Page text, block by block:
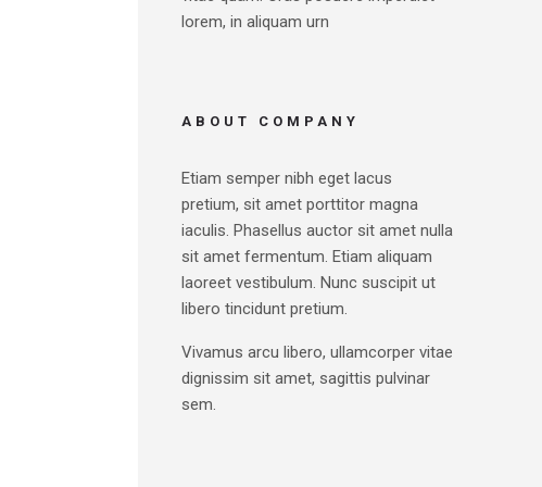
lorem, in aliquam urn
ABOUT COMPANY
Etiam semper nibh eget lacus
pretium, sit amet porttitor magna
iaculis. Phasellus auctor sit amet nulla
sit amet fermentum. Etiam aliquam
laoreet vestibulum. Nunc suscipit ut
libero tincidunt pretium.
Vivamus arcu libero, ullamcorper vitae
dignissim sit amet, sagittis pulvinar
sem.